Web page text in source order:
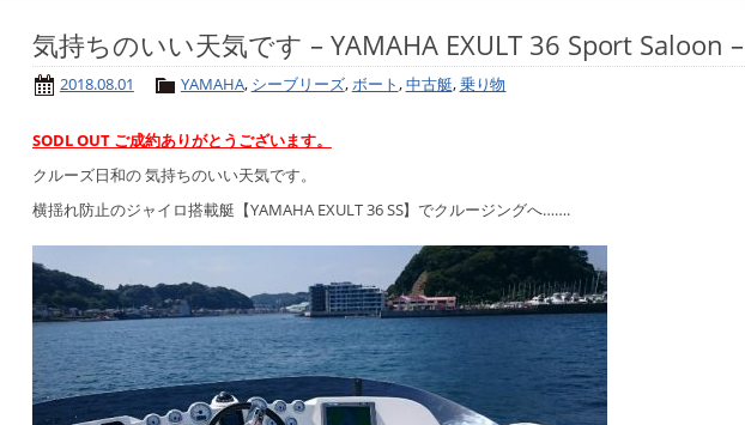
気持ちのいい天気です – YAMAHA EXULT 36 Sport Saloon –
2018.08.01 YAMAHA, シーブリーズ,ボート,中古艇,乗り物
SODL OUT ご成約ありがとうございます。
クルーズ日和の 気持ちのいい天気です。
横揺れ防止のジャイロ搭載艇【YAMAHA EXULT 36 SS】でクルージングへ…….